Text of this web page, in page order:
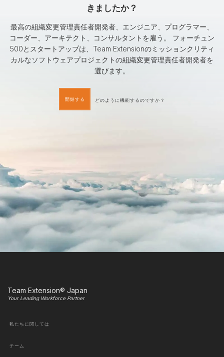
きましたか？
最高の組織変更管理責任者開発者、エンジニア、プログラマー、
コーダー、アーキテクト、コンサルタントを雇う。 フォーチュン
500とスタートアップは、Team Extensionのミッションクリティ
カルなソフトウェアプロジェクトの組織変更管理責任者開発者を
選びます。
開始する どのように機能するのですか？
Team Extension® Japan
Your Leading Workforce Partner
私たちに関しては
チーム